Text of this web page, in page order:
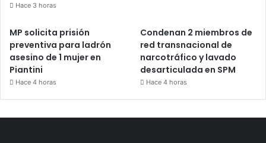
Hace 3 horas
MP solicita prisión
preventiva para ladrón
asesino de 1 mujer en
Piantini
Hace 4 horas
Condenan 2 miembros de
red transnacional de
narcotráfico y lavado
desarticulada en SPM
Hace 4 horas